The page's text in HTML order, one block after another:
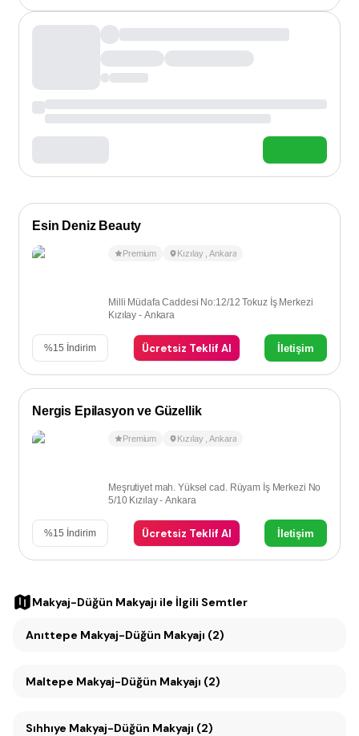
Esin Deniz Beauty
Premium Kızılay ,Ankara
Milli Müdafa Caddesi No:12/12 Tokuz İş Merkezi
Kızılay - Ankara
%15 İndirim Ücretsiz Teklif Al İletişim
Nergis Epilasyon ve Güzellik
Premium Kızılay ,Ankara
Meşrutiyet mah. Yüksel cad. Rüyam İş Merkezi No
5/10 Kızılay - Ankara
%15 İndirim Ücretsiz Teklif Al İletişim
Makyaj-Düğün Makyajı ile İlgili Semtler
Anıttepe Makyaj-Düğün Makyajı (2)
Maltepe Makyaj-Düğün Makyajı (2)
Sıhhıye Makyaj-Düğün Makyajı (2)